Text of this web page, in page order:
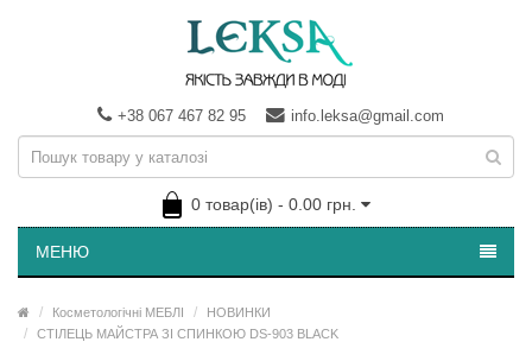
+38 067 467 82 95 info.leksa@gmail.com
0 товар(ів) - 0.00 грн.
МЕНЮ
Косметологічні МЕБЛІ
НОВИНКИ
СТІЛЕЦЬ МАЙСТРА ЗІ СПИНКОЮ DS-903 BLACK